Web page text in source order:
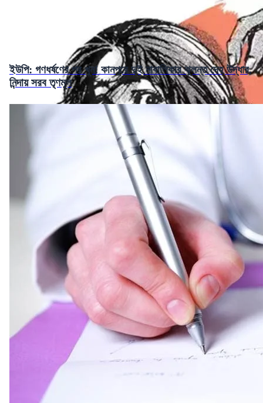
ইউপি: গণধর্ষণের পর খুন! কানপুরে দুই নাবালিকার ঝুলন্ত দেহ উদ্ধার,
নিন্দায় সরব তৃণমূল